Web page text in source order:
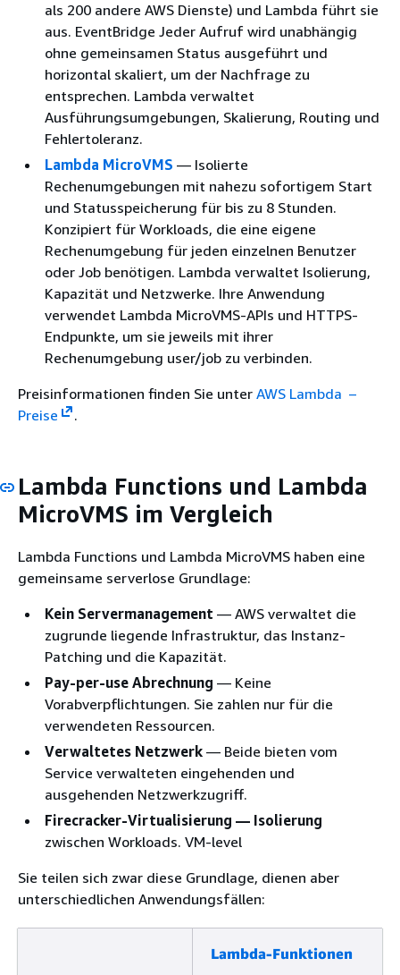
als 200 andere AWS Dienste) und Lambda führt sie
aus. EventBridge Jeder Aufruf wird unabhängig
ohne gemeinsamen Status ausgeführt und
horizontal skaliert, um der Nachfrage zu
entsprechen. Lambda verwaltet
Ausführungsumgebungen, Skalierung, Routing und
Fehlertoleranz.
Lambda MicroVMS — Isolierte
Rechenumgebungen mit nahezu sofortigem Start
und Statusspeicherung für bis zu 8 Stunden.
Konzipiert für Workloads, die eine eigene
Rechenumgebung für jeden einzelnen Benutzer
oder Job benötigen. Lambda verwaltet Isolierung,
Kapazität und Netzwerke. Ihre Anwendung
verwendet Lambda MicroVMS-APIs und HTTPS-
Endpunkte, um sie jeweils mit ihrer
Rechenumgebung user/job zu verbinden.
Preisinformationen finden Sie unter AWS Lambda –
Preise
.
Lambda Functions und Lambda
MicroVMS im Vergleich
Lambda Functions und Lambda MicroVMS haben eine
gemeinsame serverlose Grundlage:
Kein Servermanagement — AWS verwaltet die
zugrunde liegende Infrastruktur, das Instanz-
Patching und die Kapazität.
Pay-per-use Abrechnung — Keine
Vorabverpflichtungen. Sie zahlen nur für die
verwendeten Ressourcen.
Verwaltetes Netzwerk — Beide bieten vom
Service verwalteten eingehenden und
ausgehenden Netzwerkzugriff.
Firecracker-Virtualisierung — Isolierung
zwischen Workloads. VM-level
Sie teilen sich zwar diese Grundlage, dienen aber
unterschiedlichen Anwendungsfällen:
Lambda-Funktionen